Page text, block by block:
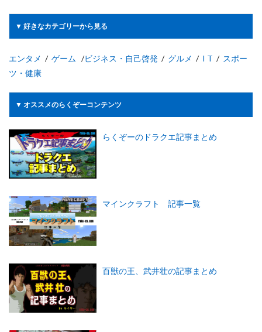
▼ 好きなカテゴリーから見る
エンタメ / ゲーム /ビジネス・自己啓発 / グルメ / I T / スポー
ツ・健康
▼ オススメのらくぞーコンテンツ
らくぞーのドラクエ記事まとめ
マインクラフト 記事一覧
百獣の王、武井壮の記事まとめ